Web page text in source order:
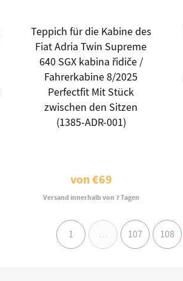
Teppich für die Kabine des
Fiat Adria Twin Supreme
640 SGX kabina řidiče /
Fahrerkabine 8/2025
Perfectfit Mit Stück
zwischen den Sitzen
(1385-ADR-001)
von€69
Versand innerhalb von 7 Tagen
1 … 107 108